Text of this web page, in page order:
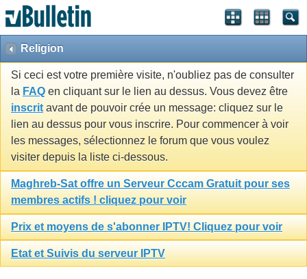
Religion
Si ceci est votre première visite, n'oubliez pas de consulter
la FAQ en cliquant sur le lien au dessus. Vous devez être
inscrit avant de pouvoir crée un message: cliquez sur le
lien au dessus pour vous inscrire. Pour commencer à voir
les messages, sélectionnez le forum que vous voulez
visiter depuis la liste ci-dessous.
Maghreb-Sat offre un Serveur Cccam Gratuit pour ses
membres actifs ! cliquez pour voir
Prix et moyens de s'abonner IPTV! Cliquez pour voir
Etat et Suivis du serveur IPTV